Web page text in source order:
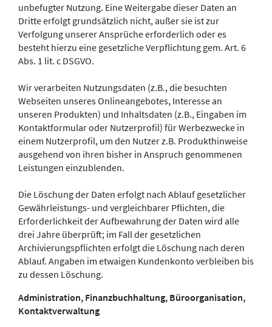
unbefugter Nutzung. Eine Weitergabe dieser Daten an
Dritte erfolgt grundsätzlich nicht, außer sie ist zur
Verfolgung unserer Ansprüche erforderlich oder es
besteht hierzu eine gesetzliche Verpflichtung gem. Art. 6
Abs. 1 lit. c DSGVO.
Wir verarbeiten Nutzungsdaten (z.B., die besuchten
Webseiten unseres Onlineangebotes, Interesse an
unseren Produkten) und Inhaltsdaten (z.B., Eingaben im
Kontaktformular oder Nutzerprofil) für Werbezwecke in
einem Nutzerprofil, um den Nutzer z.B. Produkthinweise
ausgehend von ihren bisher in Anspruch genommenen
Leistungen einzublenden.
Die Löschung der Daten erfolgt nach Ablauf gesetzlicher
Gewährleistungs- und vergleichbarer Pflichten, die
Erforderlichkeit der Aufbewahrung der Daten wird alle
drei Jahre überprüft; im Fall der gesetzlichen
Archivierungspflichten erfolgt die Löschung nach deren
Ablauf. Angaben im etwaigen Kundenkonto verbleiben bis
zu dessen Löschung.
Administration, Finanzbuchhaltung, Büroorganisation,
Kontaktverwaltung